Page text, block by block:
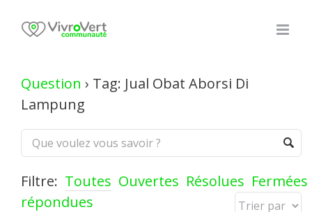
Question › Tag: Jual Obat Aborsi Di
Lampung
Filtre: Toutes Ouvertes Résolues Fermées
répondues